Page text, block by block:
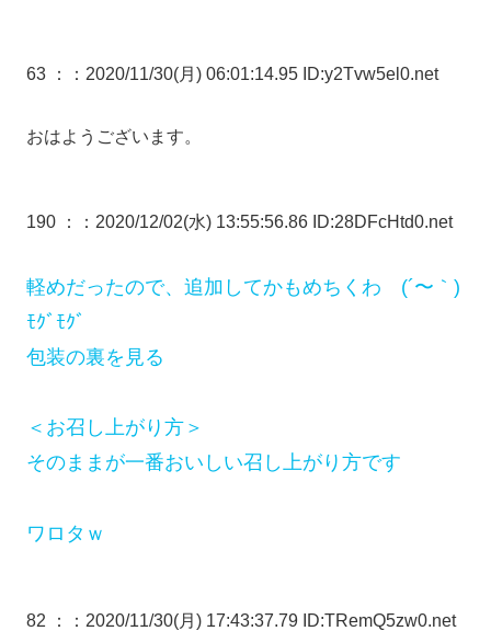
63 ： ：2020/11/30(月) 06:01:14.95 ID:y2Tvw5el0.net
おはようございます。
190 ： ：2020/12/02(水) 13:55:56.86 ID:28DFcHtd0.net
軽めだったので、追加してかもめちくわ (´〜｀)
ﾓｸﾞﾓｸﾞ
包装の裏を見る
＜お召し上がり方＞
そのままが一番おいしい召し上がり方です
ワロタｗ
82 ： ：2020/11/30(月) 17:43:37.79 ID:TRemQ5zw0.net